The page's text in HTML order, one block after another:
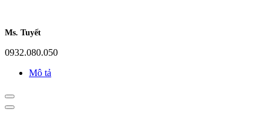
Ms. Tuyết
0932.080.050
Mô tả